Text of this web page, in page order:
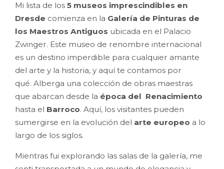
Mi lista de los 5 museos imprescindibles en
Dresde comienza en la Galería de Pinturas de
los Maestros Antiguos ubicada en el Palacio
Zwinger. Este museo de renombre internacional
es un destino imperdible para cualquier amante
del arte y la historia, y aquí te contamos por
qué. Alberga una colección de obras maestras
que abarcan desde la época del Renacimiento
hasta el Barroco. Aquí, los visitantes pueden
sumergirse en la evolución del arte europeo a lo
largo de los siglos.
Mientras fui explorando las salas de la galería, me